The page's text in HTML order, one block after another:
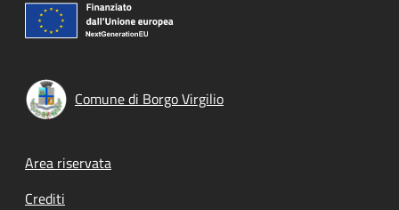
Comune di Borgo Virgilio
Footer menu
Area riservata
Crediti